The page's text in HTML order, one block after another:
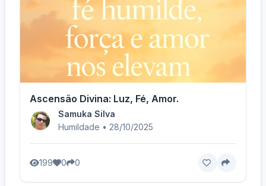
Ascensão Divina: Luz, Fé, Amor.
Samuka Silva
Humildade • 28/10/2025
199 0 0